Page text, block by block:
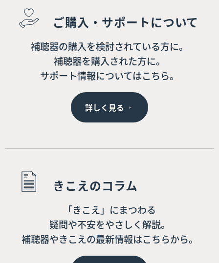
ご購入・サポートについて
補聴器の購入を検討されている方に。
補聴器を購入された方に。
サポート情報についてはこちら。
詳しく見る
きこえのコラム
「きこえ」にまつわる
疑問や不安をやさしく解説。
補聴器やきこえの最新情報はこちらから。